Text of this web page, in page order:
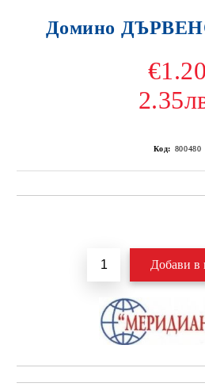
Домино
€1.20
Код: 800480